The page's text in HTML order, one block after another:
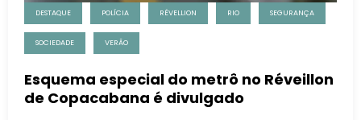
DESTAQUE POLÍCIA RÉVELLION RIO SEGURANÇA
SOCIEDADE VERÃO
Esquema especial do metrô no Réveillon
de Copacabana é divulgado